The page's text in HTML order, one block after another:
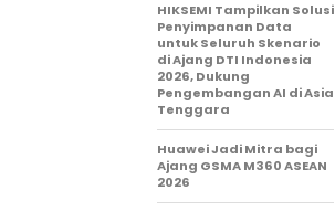
HIKSEMI Tampilkan Solusi
Penyimpanan Data
untuk Seluruh Skenario
di Ajang DTI Indonesia
2026, Dukung
Pengembangan AI di Asia
Tenggara
Huawei Jadi Mitra bagi
Ajang GSMA M360 ASEAN
2026